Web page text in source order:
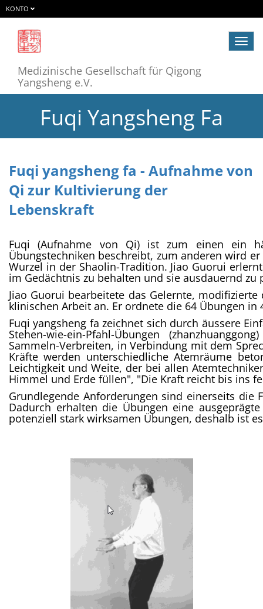
KONTO
ein-/
Medizinische Gesellschaft für Qigong
Yangsheng e.V.
Fuqi Yangsheng Fa
Fuqi yangsheng fa - Aufnahme von
Qi zur Kultivierung der
Lebenskraft
Fuqi (Aufnahme von Qi) ist zum einen ein
Übungstechniken beschreibt, zum anderen wird
Wurzel in der Shaolin-Tradition. Jiao Guorui
im Gedächtnis zu behalten und sie ausdauernd zu
Jiao Guorui bearbeitete das Gelernte,
klinischen Arbeit an. Er ordnete die 64 Übungen in
Fuqi yangsheng fa zeichnet sich durch äussere
Stehen-wie-ein-Pfahl-Übungen
Sammeln-Verbreiten, in Verbindung mit dem
Kräfte werden unterschiedliche Atemräume
Leichtigkeit und Weite, der bei allen
Himmel und Erde füllen", "Die Kraft reicht bis ins
Grundlegende Anforderungen sind einerseits die
Dadurch erhalten die Übungen eine
potenziell stark wirksamen Übungen, deshalb ist